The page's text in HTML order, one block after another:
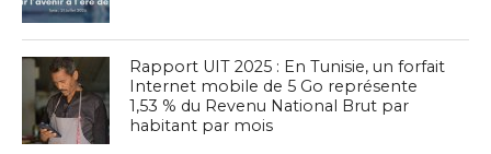
Rapport UIT 2025 : En Tunisie, un forfait
Internet mobile de 5 Go représente
1,53 % du Revenu National Brut par
habitant par mois